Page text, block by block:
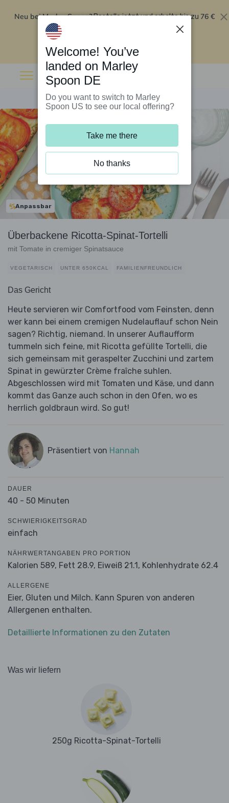
Neu bei Marley Spoon?Bestelle jetzt und erhalte bis zu 76 €
Rabatt auf deine ersten fünf Boxen
Anpassbar
Überbackene Ricotta-Spinat-Tortelli
mit Tomate in cremiger Spinatsauce
VEGETARISCH UNTER 650KCAL FAMILIENFREUNDLICH
Das Gericht
Heute servieren wir Comfortfood vom Feinsten, denn
wer kann bei einem cremigen Nudelauflauf schon Nein
sagen? Richtig, niemand. In unserer Auflaufform
tummeln sich feine, mit Ricotta gefüllte Tortelli, die
sich gemeinsam mit geraspelter Zucchini und zartem
Spinat in gewürzter Crème fraîche suhlen.
Abgeschlossen wird mit Tomaten und Käse, und dann
kommt das Ganze auch schon in den Ofen, wo es
herrlich goldbraun wird. So gut!
Präsentiert von Hannah
DAUER
40 - 50 Minuten
SCHWIERIGKEITSGRAD
einfach
NÄHRWERTANGABEN PRO PORTION
Kalorien 589, Fett 28.9, Eiweiß 21.1, Kohlenhydrate 62.4
ALLERGENE
Eier, Gluten und Milch. Kann Spuren von anderen
Allergenen enthalten.
Detaillierte Informationen zu den Zutaten
Was wir liefern
250g Ricotta-Spinat-Tortelli
Welcome! You’ve
landed on Marley
Spoon DE
Do you want to switch to Marley
Spoon US to see our local offering?
Take me there
No thanks